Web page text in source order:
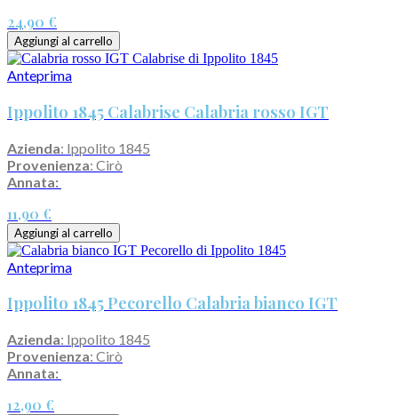
24,90 €
Aggiungi al carrello
Anteprima
Ippolito 1845 Calabrise Calabria rosso IGT
Azienda: Ippolito 1845
Provenienza: Cirò
Annata:
11,90 €
Aggiungi al carrello
Anteprima
Ippolito 1845 Pecorello Calabria bianco IGT
Azienda: Ippolito 1845
Provenienza: Cirò
Annata:
12,90 €